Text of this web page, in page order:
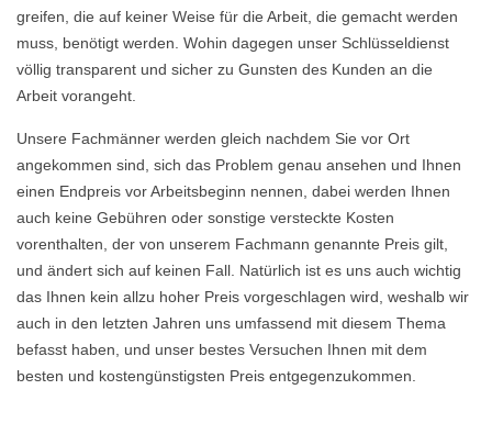
greifen, die auf keiner Weise für die Arbeit, die gemacht werden
muss, benötigt werden. Wohin dagegen unser Schlüsseldienst
völlig transparent und sicher zu Gunsten des Kunden an die
Arbeit vorangeht.
Unsere Fachmänner werden gleich nachdem Sie vor Ort
angekommen sind, sich das Problem genau ansehen und Ihnen
einen Endpreis vor Arbeitsbeginn nennen, dabei werden Ihnen
auch keine Gebühren oder sonstige versteckte Kosten
vorenthalten, der von unserem Fachmann genannte Preis gilt,
und ändert sich auf keinen Fall. Natürlich ist es uns auch wichtig
das Ihnen kein allzu hoher Preis vorgeschlagen wird, weshalb wir
auch in den letzten Jahren uns umfassend mit diesem Thema
befasst haben, und unser bestes Versuchen Ihnen mit dem
besten und kostengünstigsten Preis entgegenzukommen.